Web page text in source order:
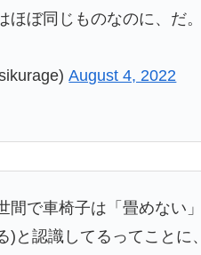
ほぼ同じものなのに、だ。
August 4, 2022
間で車椅子は「畳めない
)と認識してるってことに